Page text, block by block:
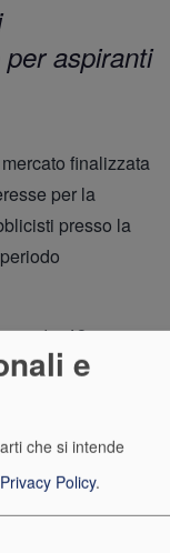
aspiranti
finalizzata
per la
presso la
18
pagina
e
che si intende
Privacy Policy.